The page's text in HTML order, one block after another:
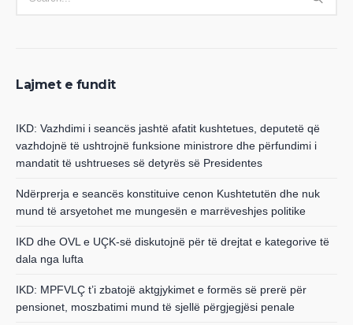
Lajmet e fundit
IKD: Vazhdimi i seancës jashtë afatit kushtetues, deputetë që
vazhdojnë të ushtrojnë funksione ministrore dhe përfundimi i
mandatit të ushtrueses së detyrës së Presidentes
Ndërprerja e seancës konstituive cenon Kushtetutën dhe nuk
mund të arsyetohet me mungesën e marrëveshjes politike
IKD dhe OVL e UÇK-së diskutojnë për të drejtat e kategorive të
dala nga lufta
IKD: MPFVLÇ t’i zbatojë aktgjykimet e formës së prerë për
pensionet, moszbatimi mund të sjellë përgjegjësi penale